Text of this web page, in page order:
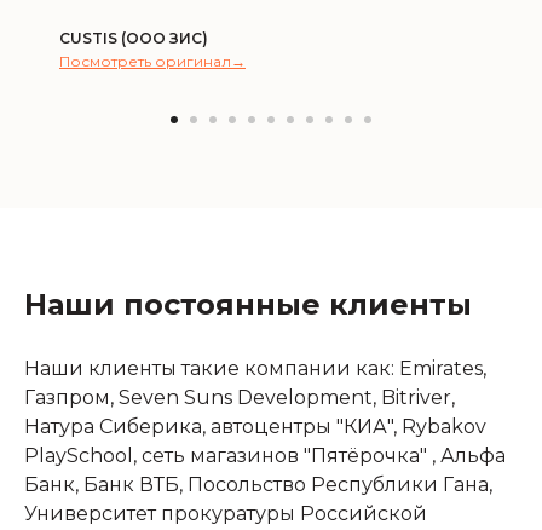
CUSTIS (ООО ЗИС)
Посмотреть оригинал→
Наши постоянные клиенты
Наши клиенты такие компании как: Emirates,
Газпром, Seven Suns Development, Bitriver,
Натура Сиберика, автоцентры "КИА", Rybakov
PlaySchool, сеть магазинов "Пятёрочка" , Альфа
Банк, Банк ВТБ, Посольство Республики Гана,
Университет прокуратуры Российской